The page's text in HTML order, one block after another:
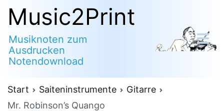
Zum
Inhalt
springen
Music2Print
Musiknoten zum
Ausdrucken
Notendownload
Start Saiteninstrumente
Gitarre
Mr. Robinson’s Quango